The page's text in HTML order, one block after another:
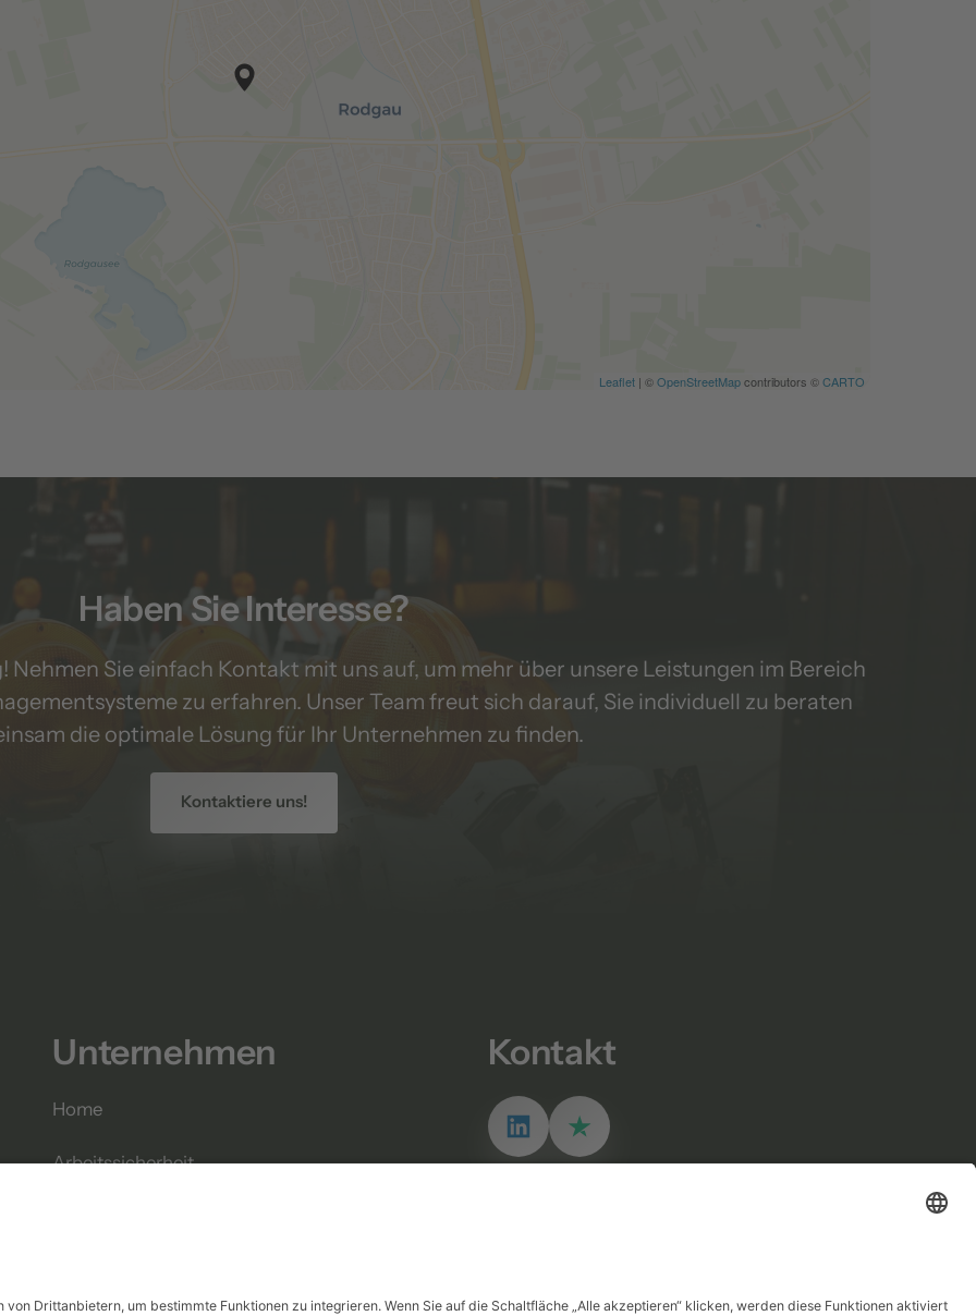
Leaflet | ©OpenStreetMapcontributors ©CARTO
Haben Sie Interesse?
Sie einfach Kontakt mit uns auf, um mehr über unsere Leistungen im Bereich
zu erfahren. Unser Team freut sich darauf, Sie individuell zu beraten
die optimale Lösung für Ihr Unternehmen zu finden.
Kontaktiere uns!
Unternehmen
Home
Arbeitssicherheit
Kontakt